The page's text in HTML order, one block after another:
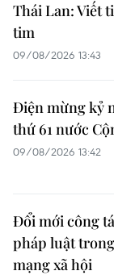
Thái Lan: Viết
tim
09/08/2026 13:43
Điện mừng kỷ
thứ 61 nước
09/08/2026 13:42
Đổi mới công
pháp luật
mạng xã hội